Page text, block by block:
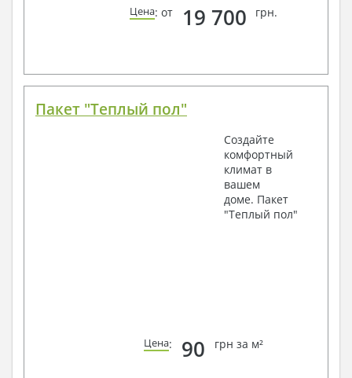
Цена: от 19 700 грн.
Пакет "Теплый пол"
Создайте
комфортный
климат в
вашем
доме. Пакет
"Теплый пол"
Цена: 90 грн за м²